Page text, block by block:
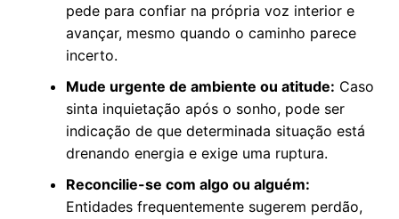
pede para confiar na própria voz interior e
avançar, mesmo quando o caminho parece
incerto.
Mude urgente de ambiente ou atitude: Caso
sinta inquietação após o sonho, pode ser
indicação de que determinada situação está
drenando energia e exige uma ruptura.
Reconcilie-se com algo ou alguém:
Entidades frequentemente sugerem perdão,